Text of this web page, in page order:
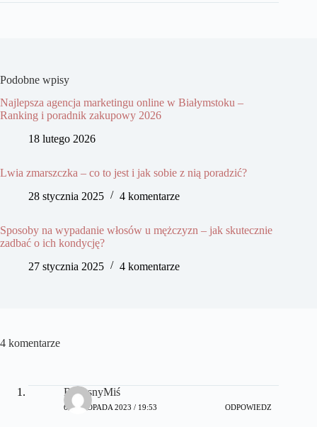
Podobne wpisy
Najlepsza agencja marketingu online w Białymstoku –
Ranking i poradnik zakupowy 2026
18 lutego 2026
Lwia zmarszczka – co to jest i jak sobie z nią poradzić?
28 stycznia 2025
4 komentarze
Sposoby na wypadanie włosów u mężczyzn – jak skutecznie
zadbać o ich kondycję?
27 stycznia 2025
4 komentarze
4 komentarze
RadosnyMiś
6 LISTOPADA 2023 / 19:53 ODPOWIEDZ